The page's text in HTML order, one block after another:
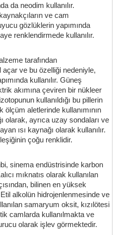
da neodim kullanılır.
ve cam
gözlüklerin yapımında
renklendirmede kullanılır.
tarafından
açar ve bu özelliği nedeniyle,
kullanılır. Güneş
akımına çeviren bir nükleer
kullanıldığı bu pillerin
ölçüm aletlerinde kullanımının
olarak, ayrıca uzay sondaları ve
ısı kaynağı olarak kullanılır.
çoğu renklidir.
sinema endüstrisinde karbon
mıknatıs olarak kullanılan
bilinen en yüksek
alkolün hidrojenlenmesinde ve
samaryum oksit, kızılötesi
camlarda kullanılmakta ve
olarak işlev görmektedir.